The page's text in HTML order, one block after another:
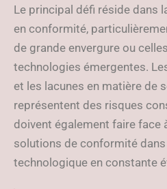
Le principal défi réside dans
en conformité,
de grande envergure ou
technologies émergentes.
et les lacunes en matière de
représentent des risques
doivent également faire face
solutions de conformité
technologique en constante